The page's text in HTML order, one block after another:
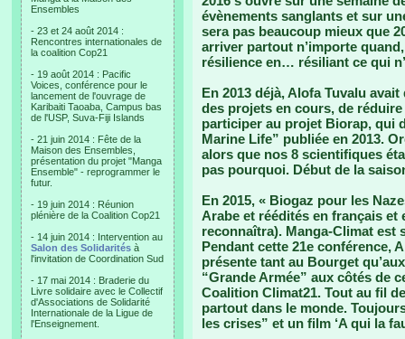
Ensembles
- 23 et 24 août 2014 :
Rencontres internationales de
la coalition Cop21
- 19 août 2014 : Pacific
Voices, conférence pour le
lancement de l'ouvrage de
Karibaiti Taoaba, Campus bas
de l'USP, Suva-Fiji Islands
- 21 juin 2014 : Fête de la
Maison des Ensembles,
présentation du projet "Manga
Ensemble" - reprogrammer le
futur.
- 19 juin 2014 : Réunion
plénière de la Coalition Cop21
- 14 juin 2014 : Intervention au
Salon des Solidarités à
l'invitation de Coordination Sud
- 17 mai 2014 : Braderie du
Livre solidaire avec le Collectif
d'Associations de Solidarité
Internationale de la Ligue de
l'Enseignement.
évènements sanglants et sur
sera pas beaucoup mieux que
arriver partout n’importe
résilience en… résiliant ce qui
En 2013 déjà, Alofa Tuvalu
des projets en cours, de
participer au projet Biorap, qui
Marine Life” publiée en 2013.
alors que nos 8 scientifiques
pas pourquoi. Début de la
En 2015, « Biogaz pour les
Arabe et réédités en français et
reconnaîtra). Manga-Climat est
Pendant cette 21e conférence,
présente tant au Bourget
“Grande Armée” aux côtés de
Coalition Climat21. Tout au fil
partout dans le monde.
les crises” et un film ‘A qui la